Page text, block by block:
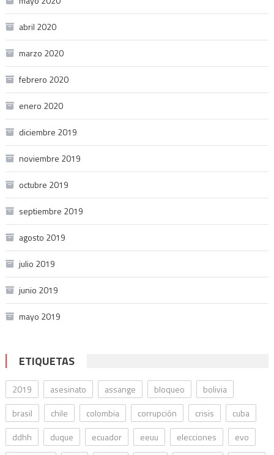
abril 2020
marzo 2020
febrero 2020
enero 2020
diciembre 2019
noviembre 2019
octubre 2019
septiembre 2019
agosto 2019
julio 2019
junio 2019
mayo 2019
ETIQUETAS
2019 asesinato assange bloqueo
bolivia
brasil
chile colombia corrupción crisis
cuba
ddhh
duque ecuador eeuu elecciones
evo